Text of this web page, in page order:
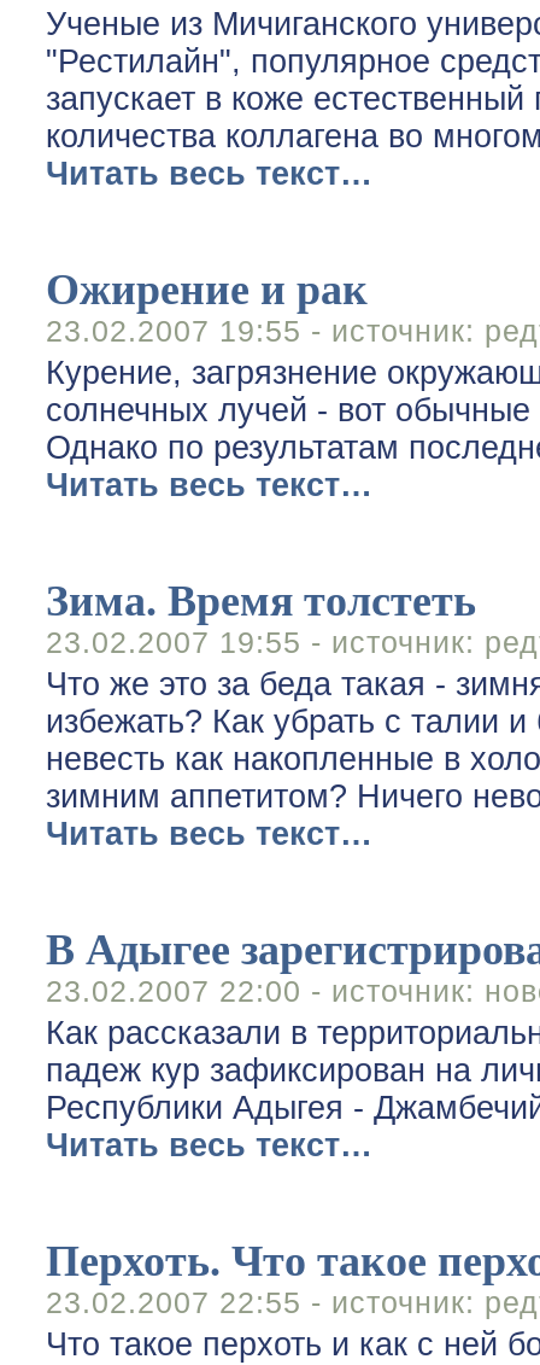
Ученые из Мичиганского
"Рестилайн", популярное
запускает в коже
количества коллагена во
Читать весь текст…
Ожирение и рак
23.02.2007 19:55 - источник:
Курение, загрязнение
солнечных лучей - вот
Однако по результатам
Читать весь текст…
Зима. Время толстеть
23.02.2007 19:55 - источник:
Что же это за беда такая -
избежать? Как убрать с талии
невесть как накопленные в
зимним аппетитом? Ничего
Читать весь текст…
В Адыгее
23.02.2007 22:00 - источник:
Как рассказали в
падеж кур зафиксирован на
Республики Адыгея -
Читать весь текст…
Перхоть. Что такое
23.02.2007 22:55 - источник:
Что такое перхоть и как с ней